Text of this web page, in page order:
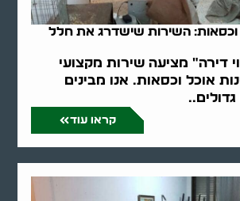
וכסאות: השירות שישדרג את חלל
דירה" מציעה שירות מקצועי
אוכל וכסאות. אנו מבינים
גדולים..
קראו עוד